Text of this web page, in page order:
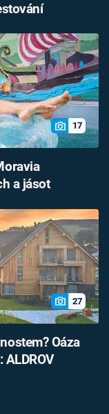
17
a jásot
27
Oáza